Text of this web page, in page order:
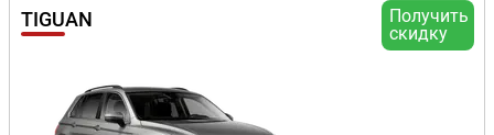
Получить
скидку
TIGUAN